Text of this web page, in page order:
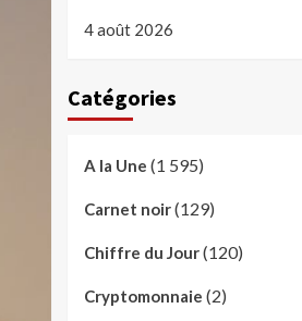
4 août 2026
Catégories
A la Une (1 595)
Carnet noir(129)
Chiffre du Jour(120)
Cryptomonnaie (2)